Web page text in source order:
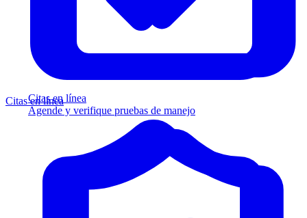
Citas en línea
Agende y verifique pruebas de manejo
Citas en línea